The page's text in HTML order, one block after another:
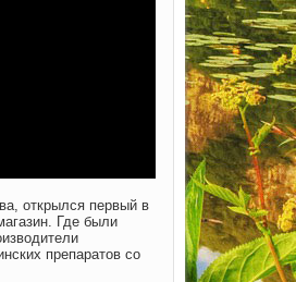
открылся первый в
Где были
препаратов со